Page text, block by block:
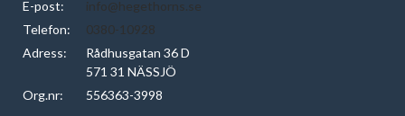
E-post:
info@hegethorns.se
Telefon:
0380-10928
Adress:
Rådhusgatan 36 D
571 31 NÄSSJÖ
Org.nr:
556363-3998